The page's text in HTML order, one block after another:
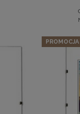
drewna
PROMOCJA